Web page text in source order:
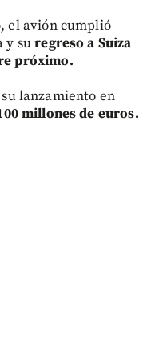
el avión cumplió
y suregreso a Suiza
próximo.
su lanzamiento en
millones de euros.